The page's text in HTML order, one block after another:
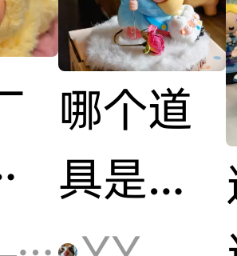
用户_Y91O
哪个道
具是你